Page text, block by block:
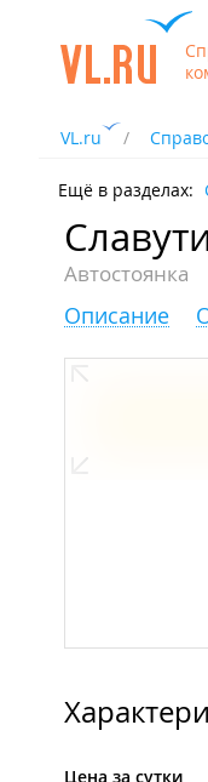
VL.ru
Ещё в разделах:
Автостоянка
Описание
Цена за сутки